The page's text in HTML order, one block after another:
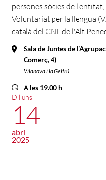
persones sòcies de
Voluntariat per la llengua
català del CNL de l'Alt
Sala de Juntes de
Comerç, 4)
Vilanova i la Geltrú
A les 19.00 h
Dilluns
14
abril
2025